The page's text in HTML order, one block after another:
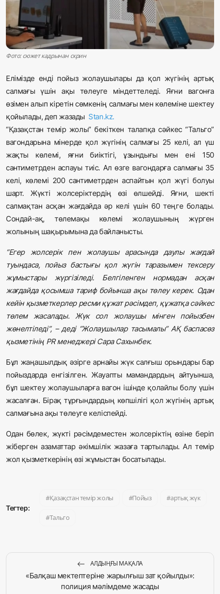
Жаңалықтар
Қоғам
Спорт
Әлем
Журналистік зерттеу
Қазақ тілі
Фото: сюжет кадрынан скрин
Елімізде енді пойыз жолаушылары да қол жүгінің артық
салмағы үшін ақы төлеуге міндеттеледі. Яғни вагонға
өзімен алып кіретін сөмкенің салмағы мен көлеміне шектеу
қойылады, деп жазады Stan.kz.
“Қазақстан темір жолы” бекіткен талапқа сәйкес “Тальго”
вагондарына мінерде қол жүгінің салмағы 25 келі, ал үш
жақты көлемі, яғни биіктігі, ұзындығы мен ені 150
сантиметрден аспауы тиіс. Ал өзге вагондарға салмағы 35
келі, көлемі 200 сантиметрден аспайтын қол жүгі болуы
шарт. Жүкті жолсеріктердің өзі өлшейді. Яғни, шекті
салмақтан асқан жағдайда әр келі үшін 60 теңге болады.
Сондай-ақ, төлемақы көлемі жолаушының жүрген
жолының шақырымына да байланысты.
“Егер жолсерік пен жолаушы арасында даулы жағдай
туындаса, пойыз бастығы қол жүгін таразымен тексеру
жұмыстары жүргізіледі. Белгіленген нормадан асқан
жағдайда қосымша тариф бойынша ақы төлеу керек. Одан
кейін қызметкерлер ресми құжат рәсімдеп, құжатқа сәйкес
төлем жасалады. Жүк сол жолаушы мінген пойызбен
жөнелтіледі”, – деді “Жолаушылар тасымалы” АҚ баспасөз
қызметінің PR менеджері Сара Сахынбек.
Бұл жаңашылдық әзірге арнайы жүк салғыш орындары бар
пойыздарда енгізілген. Жауапты мамандардың айтуынша,
бұл шектеу жолаушыларға вагон ішінде қолайлы болу үшін
жасалған. Бірақ тұрғындардың көпшілігі қол жүгінің артық
салмағына ақы төлеуге келіспейді.
Одан бөлек, жүкті рәсімдеместен жолсеріктің өзіне беріп
жіберген азаматтар әкімшілік жазаға тартылады. Ал темір
жол қызметкерінің өзі жұмыстан босатылады.
Тегтер:
Қазақстан темір жолы Пойыз артық жүк
Тальго
АЛДЫҢҒЫ МАҚАЛА
«Балқаш мектептеріне жарылғыш зат қойылды»:
полиция мәлімдеме жасады